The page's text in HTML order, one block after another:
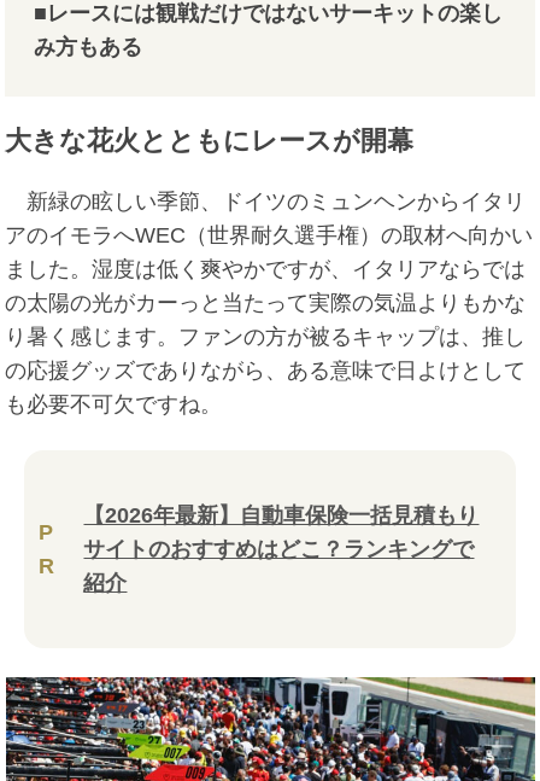
■レースには観戦だけではないサーキットの楽し
み方もある
大きな花火とともにレースが開幕
新緑の眩しい季節、ドイツのミュンヘンからイタリ
アのイモラへWEC（世界耐久選手権）の取材へ向かい
ました。湿度は低く爽やかですが、イタリアならでは
の太陽の光がカーっと当たって実際の気温よりもかな
り暑く感じます。ファンの方が被るキャップは、推し
の応援グッズでありながら、ある意味で日よけとして
も必要不可欠ですね。
P
R
【2026年最新】自動車保険一括見積もり
サイトのおすすめはどこ？ランキングで
紹介